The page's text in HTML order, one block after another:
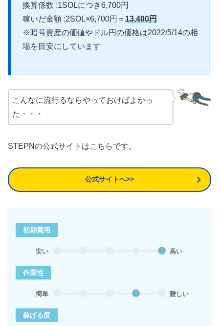
換算係数 :1SOLにつき6,700円
稼いだ金額 :2SOL×6,700円＝ 13,400円
※暗号資産の価値やドル円の価格は2022/5/14の相
場を目安にしています
こんなに流行るならやっておけばよかっ
た・・・
STEPNの公式サイトはこちらです。
公式サイトへ>>
初期費用
安い 高い
作業性
簡単 難しい
稼げる度